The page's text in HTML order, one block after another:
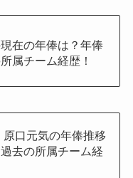
在の年俸は？年俸
属チーム経歴！
原口元気の年俸推移
去の所属チーム経